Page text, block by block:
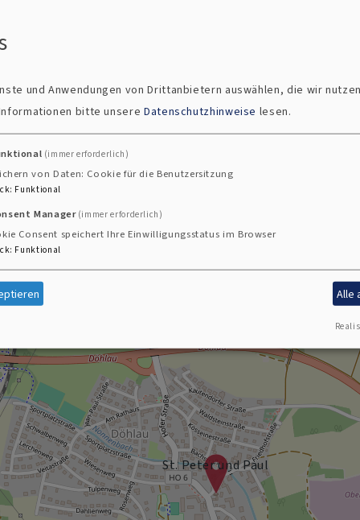
St. Peter und Paul
und Anwendungen von Drittanbietern auswählen, die wir
bitte unsere Datenschutzhinweise lesen.
(immer erforderlich)
von Daten: Cookie für die Benutzersitzung
: Funktional
Manager (immer erforderlich)
Consent speichert Ihre Einwilligungsstatus im Browser
: Funktional
Alle